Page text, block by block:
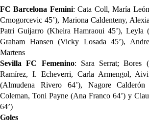
FC Barcelona Femini: Cata Coll, María
Crnogorcevic 45’), Mariona Caldenteny,
Patri Guijarro (Kheira Hamraoui 45’), Leyla
Graham Hansen (Vicky Losada 45’),
Martens
Sevilla FC Femenino: Sara Serrat; Bores
Ramírez, I. Echeverri, Carla Armengol,
(Almudena Rivero 64’), Nagore
Coleman, Toni Payne (Ana Franco 64’) y
64’)
Goles